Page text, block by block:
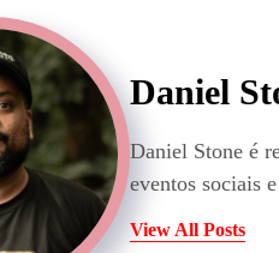
Daniel
Daniel Stone é
eventos sociais
View All Posts